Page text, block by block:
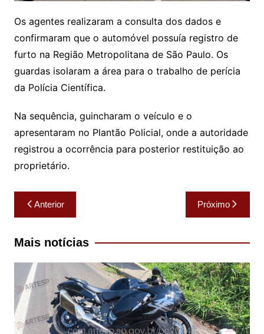
Os agentes realizaram a consulta dos dados e
confirmaram que o automóvel possuía registro de
furto na Região Metropolitana de São Paulo. Os
guardas isolaram a área para o trabalho de perícia
da Polícia Científica.
Na sequência, guincharam o veículo e o
apresentaram no Plantão Policial, onde a autoridade
registrou a ocorrência para posterior restituição ao
proprietário.
Navegação
de
Post
Anterior Próximo
Mais notícias